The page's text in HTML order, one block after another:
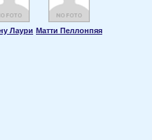
Лаури Матти Пеллонпяя